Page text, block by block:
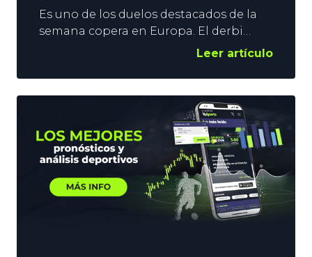
Es uno de los duelos destacados de la
semana copera en Europa. El derbi
vasco de San Mamés abre las
el Athletic y la Real Sociedad.
Esperamos un partido muy igualado, y
con opciones para ambos equipos. El
derbi liguero disputado hace 10 días,
nos da una imagen
Leer artículo